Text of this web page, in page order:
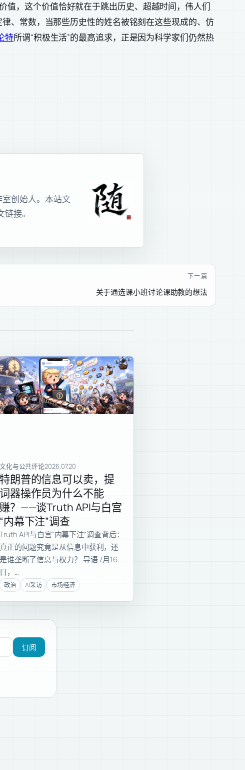
值，这个价值恰好就在于跳出历史、超越时间，伟人们
、常数，当那些历史性的姓名被铭刻在这些现成的、仿
特所谓“积极生活”的最高追求，正是因为科学家们仍然热
室创始人。本站文
接。
下一篇
关于通选课小班讨论课助教的想法
文化与公共评论2026.07.20
特朗普的信息可以卖，提
词器操作员为什么不能
赚？——谈Truth API与白宫
“内幕下注”调查
Truth API与白宫“内幕下注”调查背后：
真正的问题究竟是从信息中获利，还
是谁垄断了信息与权力？ 导语 7月16
日，…
政治 AI采访 市场经济
订阅